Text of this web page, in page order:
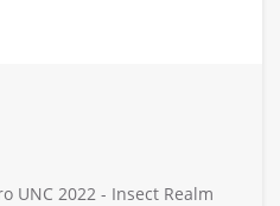
UNC 2022 - Insect Realm